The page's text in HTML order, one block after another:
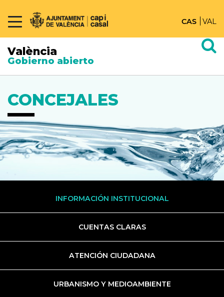
CAS VAL
València
Gobierno abierto
CONCEJALES
INFORMACIÓN INSTITUCIONAL
CUENTAS CLARAS
ATENCIÓN CIUDADANA
URBANISMO Y MEDIOAMBIENTE